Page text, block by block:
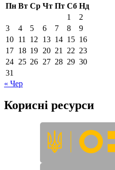
Пн Вт Ср Чт Пт Сб Нд
1
2
3
4 5 6 7 8
9
10 11 12 13 14 15 16
17 18 19 20 21 22 23
24 25 26 27 28 29 30
31
« Чер
Корисні ресурси